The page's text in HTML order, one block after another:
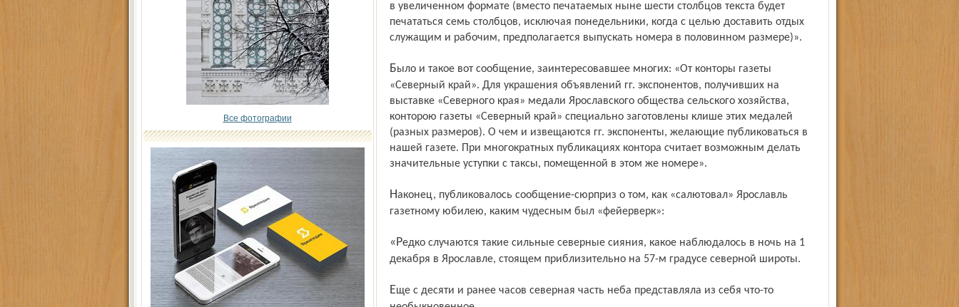
Все фотографии
в увеличенном формате (вместо печатаемых ныне шести столбцов текста будет
печататься семь столбцов, исключая понедельники, когда с целью доставить отдых
служащим и рабочим, предполагается выпускать номера в половинном размере)».
Было и такое вот сообщение, заинтересовавшее многих: «От конторы газеты
«Северный край». Для украшения объявлений гг. экспонентов, получивших на
выставке «Северного края» медали Ярославского общества сельского хозяйства,
конторою газеты «Северный край» специально заготовлены клише этих медалей
(разных размеров). О чем и извещаются гг. экспоненты, желающие публиковаться в
нашей газете. При многократных публикациях контора считает возможным делать
значительные уступки с таксы, помещенной в этом же номере».
Наконец, публиковалось сообщение-сюрприз о том, как «салютовал» Ярославль
газетному юбилею, каким чудесным был «фейерверк»:
«Редко случаются такие сильные северные сияния, какое наблюдалось в ночь на 1
декабря в Ярославле, стоящем приблизительно на 57-м градусе северной широты.
Еще с десяти и ранее часов северная часть неба представляла из себя что-то